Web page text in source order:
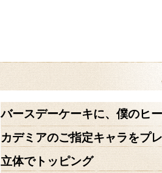
バースデーケーキに、僕のヒ
カデミアのご指定キャラをプ
立体でトッピング